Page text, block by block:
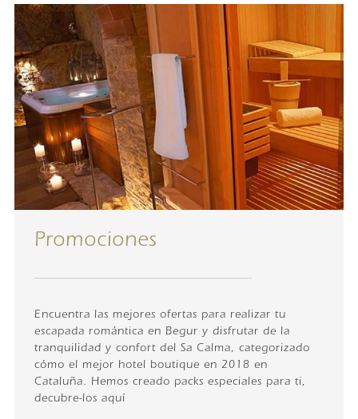
Promociones
Encuentra las mejores ofertas para realizar tu
escapada romántica en Begur y disfrutar de la
tranquilidad y confort del Sa Calma, categorizado
cómo el mejor hotel boutique en 2018 en
Cataluña. Hemos creado packs especiales para ti,
decubre-los aquí